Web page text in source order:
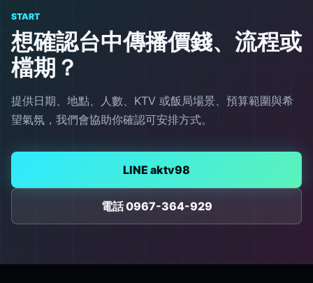
START
想確認台中傳播價錢、流程或
檔期？
提供日期、地點、人數、KTV 或飯局場景、預算範圍與希
望氣氛，我們會協助你確認可安排方式。
LINE aktv98
電話 0967-364-929